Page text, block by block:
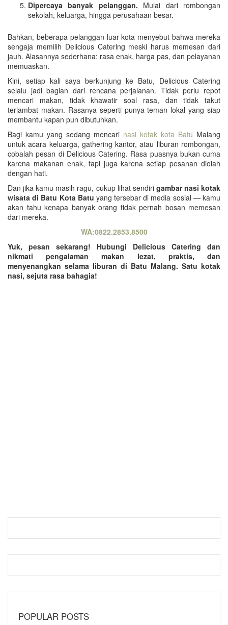
Dipercaya banyak pelanggan. Mulai dari rombongan
sekolah, keluarga, hingga perusahaan besar.
Bahkan, beberapa pelanggan luar kota menyebut bahwa mereka
sengaja memilih Delicious Catering meski harus memesan dari
jauh. Alasannya sederhana: rasa enak, harga pas, dan pelayanan
memuaskan.
Kini, setiap kali saya berkunjung ke Batu, Delicious Catering
selalu jadi bagian dari rencana perjalanan. Tidak perlu repot
mencari makan, tidak khawatir soal rasa, dan tidak takut
terlambat makan. Rasanya seperti punya teman lokal yang siap
membantu kapan pun dibutuhkan.
Bagi kamu yang sedang mencari nasi kotak kota Batu Malang
untuk acara keluarga, gathering kantor, atau liburan rombongan,
cobalah pesan di Delicious Catering. Rasa puasnya bukan cuma
karena makanan enak, tapi juga karena setiap pesanan diolah
dengan hati.
Dan jika kamu masih ragu, cukup lihat sendiri gambar nasi kotak
wisata di Batu Kota Batu yang tersebar di media sosial — kamu
akan tahu kenapa banyak orang tidak pernah bosan memesan
dari mereka.
WA:0822.2853.8500
Yuk, pesan sekarang! Hubungi Delicious Catering dan
nikmati pengalaman makan lezat, praktis, dan
menyenangkan selama liburan di Batu Malang. Satu kotak
nasi, sejuta rasa bahagia!
POPULAR POSTS